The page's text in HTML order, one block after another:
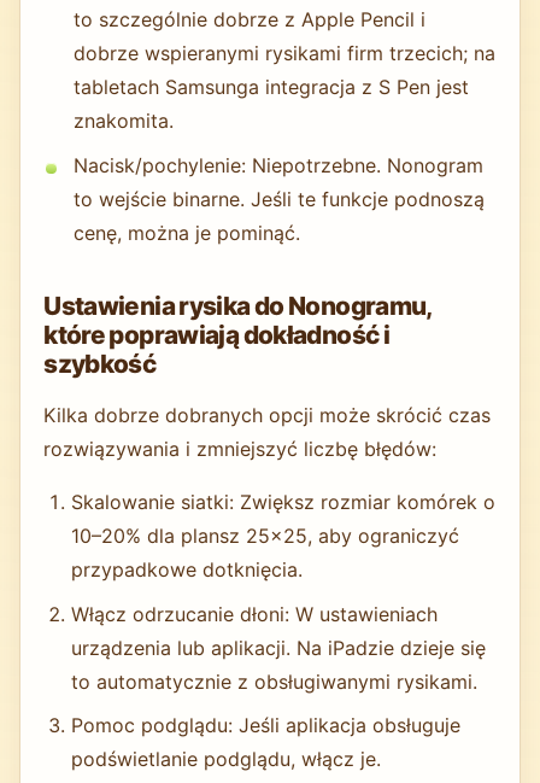
to szczególnie dobrze z Apple Pencil i
dobrze wspieranymi rysikami firm trzecich; na
tabletach Samsunga integracja z S Pen jest
znakomita.
Nacisk/pochylenie: Niepotrzebne. Nonogram
to wejście binarne. Jeśli te funkcje podnoszą
cenę, można je pominąć.
Ustawienia rysika do Nonogramu,
które poprawiają dokładność i
szybkość
Kilka dobrze dobranych opcji może skrócić czas
rozwiązywania i zmniejszyć liczbę błędów:
Skalowanie siatki: Zwiększ rozmiar komórek o
10–20% dla plansz 25×25, aby ograniczyć
przypadkowe dotknięcia.
Włącz odrzucanie dłoni: W ustawieniach
urządzenia lub aplikacji. Na iPadzie dzieje się
to automatycznie z obsługiwanymi rysikami.
Pomoc podglądu: Jeśli aplikacja obsługuje
podświetlanie podglądu, włącz je.